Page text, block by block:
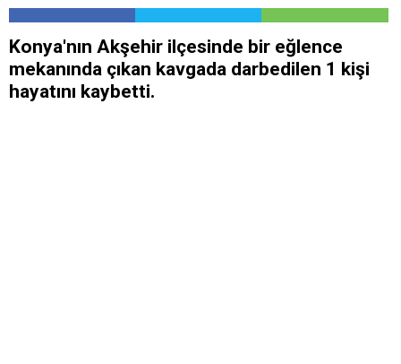
Konya'nın Akşehir ilçesinde bir eğlence
mekanında çıkan kavgada darbedilen 1 kişi
hayatını kaybetti.